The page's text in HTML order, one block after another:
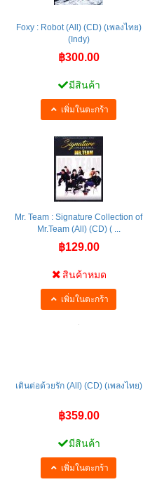
Foxy : Robot (All) (CD) (เพลงไทย)
(Indy)
฿300.00
มีสินค้า
เพิ่มในตะกร้า
Mr. Team : Signature Collection of
Mr.Team (All) (CD) ( ...
฿129.00
สินค้าหมด
เพิ่มในตะกร้า
฿359.00
มีสินค้า